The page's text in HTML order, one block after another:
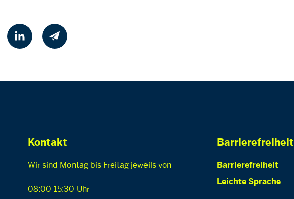
Kontakt
Wir sind Montag bis Freitag jeweils von
08:00-15:30 Uhr
Barrierefreiheit
Barrierefreiheit
Leichte Sprache